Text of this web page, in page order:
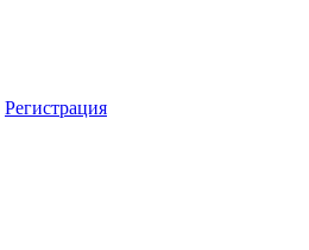
Регистрация